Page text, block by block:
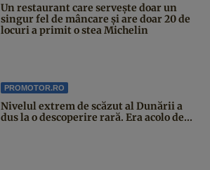
Un restaurant care servește doar un
singur fel de mâncare și are doar 20 de
locuri a primit o stea Michelin
PROMOTOR.RO
Nivelul extrem de scăzut al Dunării a
dus la o descoperire rară. Era acolo de...